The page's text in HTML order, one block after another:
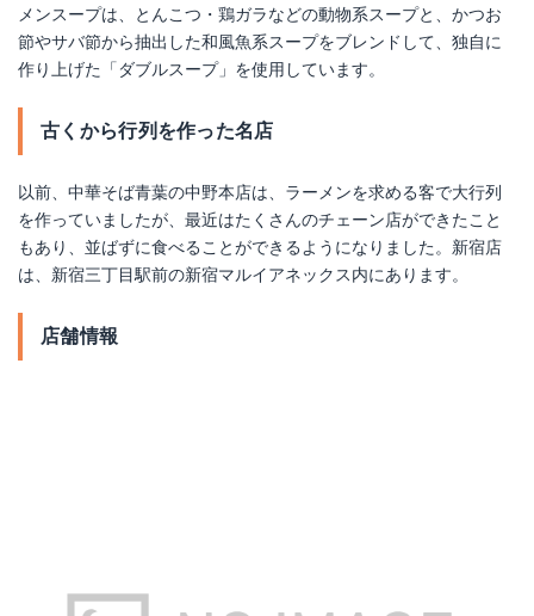
メンスープは、とんこつ・鶏ガラなどの動物系スープと、かつお
節やサバ節から抽出した和風魚系スープをブレンドして、独自に
作り上げた「ダブルスープ」を使用しています。
古くから行列を作った名店
以前、中華そば青葉の中野本店は、ラーメンを求める客で大行列
を作っていましたが、最近はたくさんのチェーン店ができたこと
もあり、並ばずに食べることができるようになりました。新宿店
は、新宿三丁目駅前の新宿マルイアネックス内にあります。
店舗情報